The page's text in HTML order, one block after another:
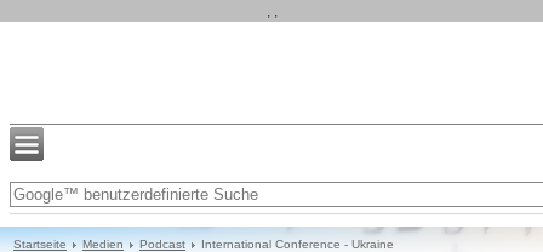
, ,
Startseite Medien Podcast International Conference - Ukraine